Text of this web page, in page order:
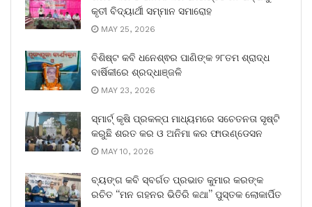
କୃତୀ ବିଦ୍ୟାର୍ଥୀ ସମ୍ମାନ ସମାରୋହ
MAY 25, 2026
ବିଶିଷ୍ଟ କବି ଧନେଶ୍ଵର ପାଣିଙ୍କ ୨୮ତମ ଶ୍ରାଦ୍ଧ
ବାର୍ଷିକୀରେ ଶ୍ରଦ୍ଧାଞ୍ଜଳି
MAY 23, 2026
ସ୍ମାର୍ଟ୍ କୃଷି ପ୍ରକଳ୍ପ ମାଧ୍ୟମରେ ସଚେତନତା ସୃଷ୍ଟି
କରୁଛି ଶରତ କର ଓ ଅନିମା କର ଫାଉଣ୍ଡେସନ
MAY 10, 2026
ବ୍ୟଙ୍ଗ କବି ସ୍ବର୍ଗତ ପ୍ରଭାତ କୁମାର କରଙ୍କ
ରଚିତ “ମନ ଗହନର ଭିତିରି କଥା” ପୁସ୍ତକ ଲୋକାର୍ପିତ